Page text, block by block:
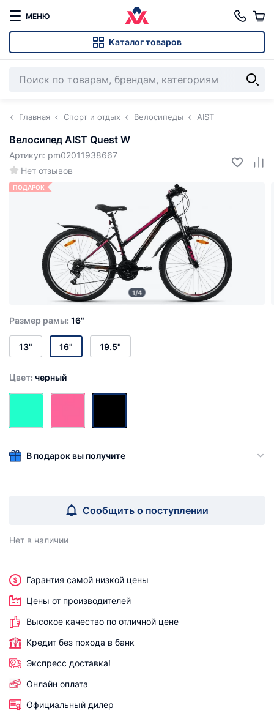
МЕНЮ
Каталог товаров
Главная Спорт и отдых Велосипеды AIST
Велосипед AIST Quest W
Нет отзывов
Артикул: pm02011938667
ПОДАРОК
1/4
Размер рамы: 16"
13" 16" 19.5"
Цвет: черный
В подарок вы получите
Сообщить о поступлении
Нет в наличии
Гарантия самой низкой цены
Цены от производителей
Высокое качество по отличной цене
Кредит без похода в банк
Экспресс доставка!
Онлайн оплата
Официальный дилер